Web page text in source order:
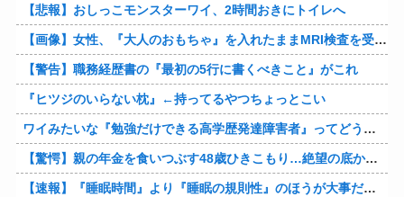
【悲報】おしっこモンスターワイ、2時間おきにトイレへ
【画像】女性、『大人のおもちゃ』を入れたままMRI検査を受けた結果 →
【警告】職務経歴書の『最初の5行に書くべきこと』がこれ
『ヒツジのいらない枕』←持ってるやつちょっとこい
ワイみたいな『勉強だけできる高学歴発達障害者』ってどう生きたらいいんや？
【驚愕】親の年金を食いつぶす48歳ひきこもり…絶望の底から家族を救ったのは『障害基礎年金』だった
【速報】『睡眠時間』より『睡眠の規則性』のほうが大事だと判明